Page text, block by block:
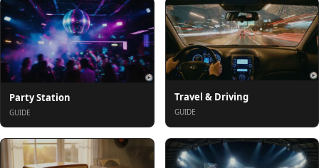
Party Station
GUIDE
Travel & Driving
GUIDE